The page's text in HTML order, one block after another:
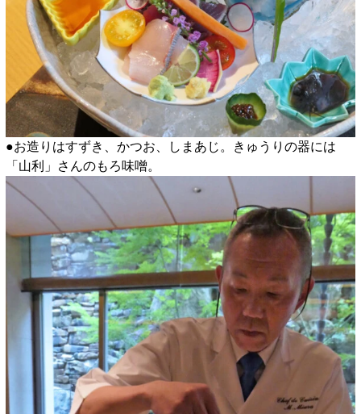
●お造りはすずき、かつお、しまあじ。きゅうりの器には
「山利」さんのもろ味噌。